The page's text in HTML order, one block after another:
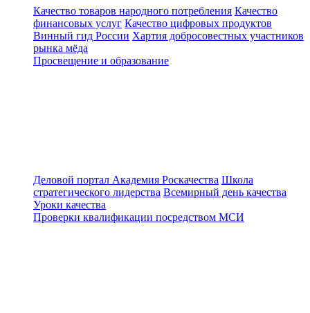
Качество товаров народного потребления Качество
финансовых услуг Качество цифровых продуктов
Винный гид России Хартия добросовестных участников
рынка мёда
Просвещение и образование
Деловой портал Академия Роскачества Школа
стратегического лидерства Всемирный день качества
Уроки качества
Проверки квалификации посредством МСИ